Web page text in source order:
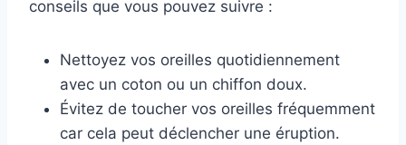
conseils que vous pouvez suivre :
Nettoyez vos oreilles quotidiennement
avec un coton ou un chiffon doux.
Évitez de toucher vos oreilles fréquemment
car cela peut déclencher une éruption.